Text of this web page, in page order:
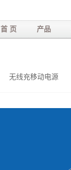
首 页 产品
无线充移动电源